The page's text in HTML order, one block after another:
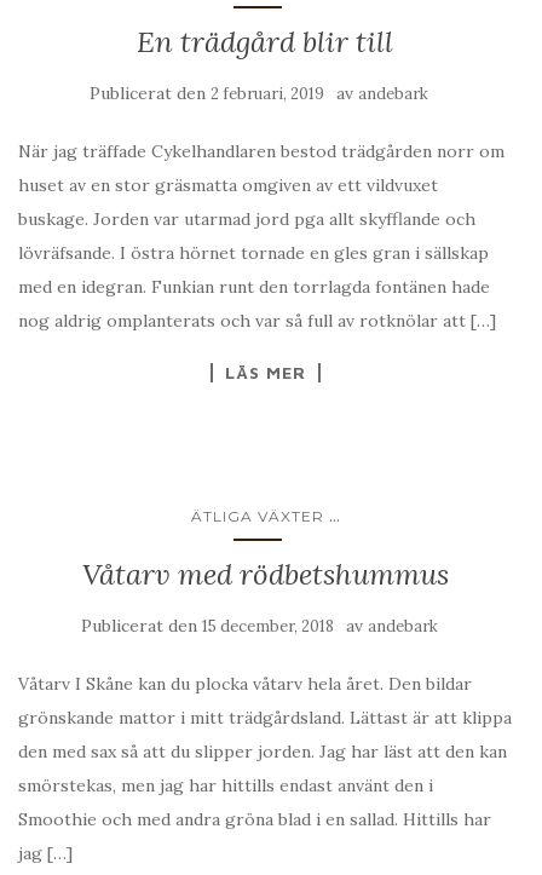
En trädgård blir till
Publicerat den 2 februari, 2019 av andebark
När jag träffade Cykelhandlaren bestod trädgården norr om
huset av en stor gräsmatta omgiven av ett vildvuxet
buskage. Jorden var utarmad jord pga allt skyfflande och
lövräfsande. I östra hörnet tornade en gles gran i sällskap
med en idegran. Funkian runt den torrlagda fontänen hade
nog aldrig omplanterats och var så full av rotknölar att […]
LÄS MER
ÄTLIGA VÄXTER ...
Våtarv med rödbetshummus
Publicerat den 15 december, 2018 av andebark
Våtarv I Skåne kan du plocka våtarv hela året. Den bildar
grönskande mattor i mitt trädgårdsland. Lättast är att klippa
den med sax så att du slipper jorden. Jag har läst att den kan
smörstekas, men jag har hittills endast använt den i
Smoothie och med andra gröna blad i en sallad. Hittills har
jag […]